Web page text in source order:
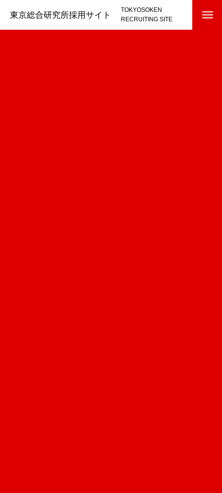
東京総合研究所採用サイト
TOKYOSOKEN
RECRUITING SITE